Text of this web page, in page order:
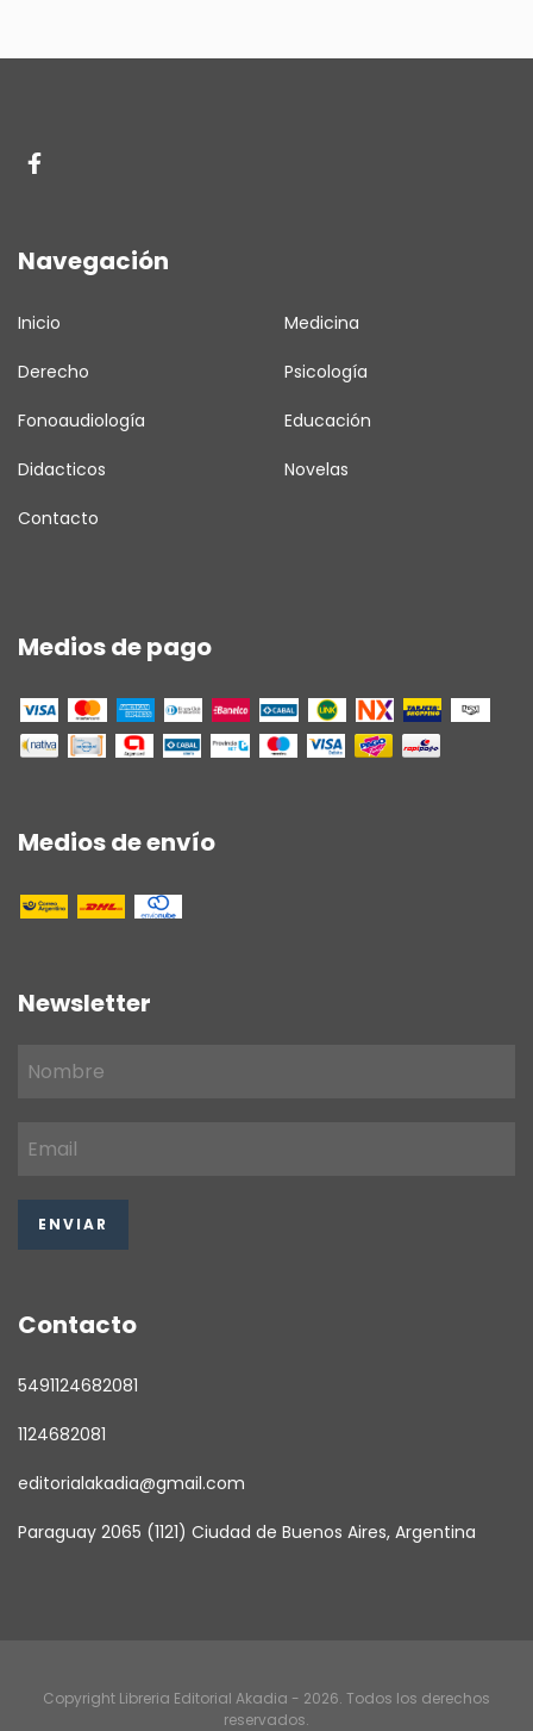
Navegación
Inicio Medicina
Derecho Psicología
Fonoaudiología Educación
Didacticos Novelas
Contacto
Medios de pago
Medios de envío
Newsletter
Contacto
5491124682081
1124682081
editorialakadia@gmail.com
Paraguay 2065 (1121) Ciudad de Buenos Aires, Argentina
Copyright Libreria Editorial Akadia - 2026. Todos los derechos
reservados.